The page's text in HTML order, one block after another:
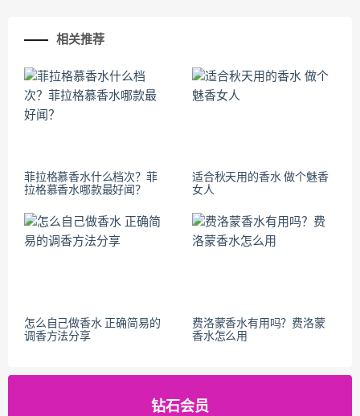
相关推荐
菲拉格慕香水什么档次？菲
拉格慕香水哪款最好闻？
适合秋天用的香水 做个魅香
女人
怎么自己做香水 正确简易的
调香方法分享
费洛蒙香水有用吗？费洛蒙
香水怎么用
钻石会员